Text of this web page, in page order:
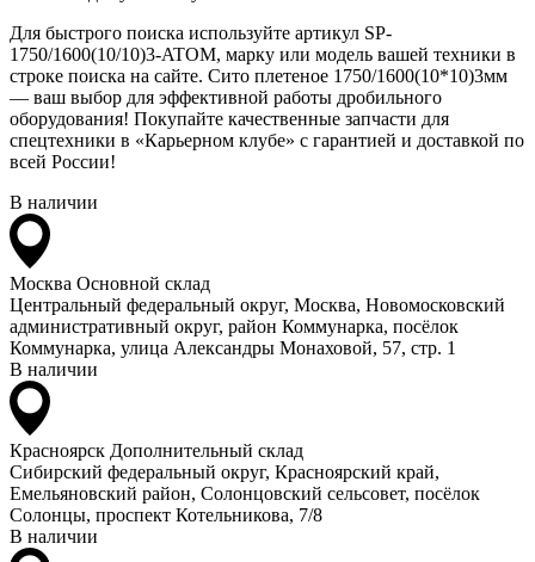
Для быстрого поиска используйте артикул SP-
1750/1600(10/10)3-ATOM, марку или модель вашей техники в
строке поиска на сайте. Сито плетеное 1750/1600(10*10)3мм
— ваш выбор для эффективной работы дробильного
оборудования! Покупайте качественные запчасти для
спецтехники в «Карьерном клубе» с гарантией и доставкой по
всей России!
В наличии
Москва Основной склад
Центральный федеральный округ, Москва, Новомосковский
административный округ, район Коммунарка, посёлок
Коммунарка, улица Александры Монаховой, 57, стр. 1
В наличии
Красноярск Дополнительный склад
Сибирский федеральный округ, Красноярский край,
Емельяновский район, Солонцовский сельсовет, посёлок
Солонцы, проспект Котельникова, 7/8
В наличии